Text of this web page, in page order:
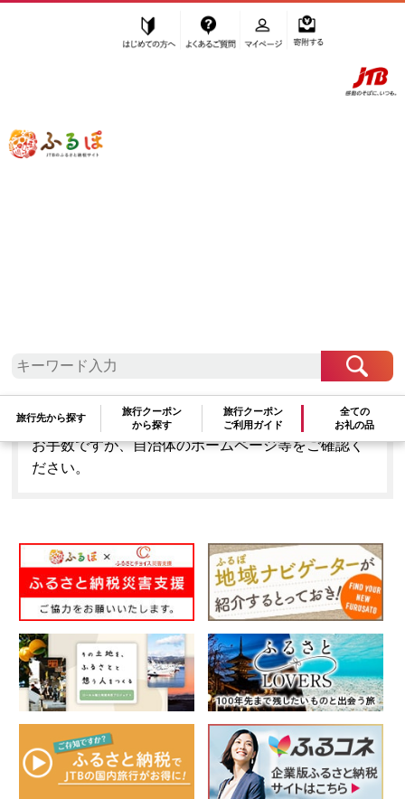
ふるぽ JTBのふるさと納税サイト
旅行先から探す
旅行クーポン
から探す
旅行クーポン
ご利用ガイド
全ての
お礼の品
「東京都西東京市」はふるぽからお申込みをするこ
とはできません。
お手数ですが、自治体のホームページ等をご確認く
ださい。